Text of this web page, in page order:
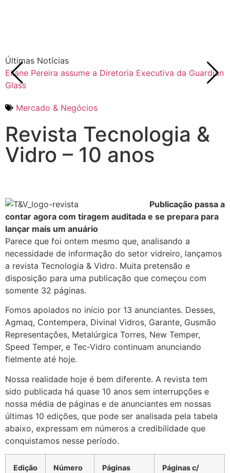
Últimas Notícias
Eliane Pereira assume a Diretoria Executiva da Guardian
Glass
Mercado & Negócios
Revista Tecnologia &
Vidro – 10 anos
Publicação passa a
contar agora com tiragem auditada e se prepara para
lançar mais um anuário
Parece que foi ontem mesmo que, analisando a
necessidade de informação do setor vidreiro, lançamos
a revista Tecnologia & Vidro. Muita pretensão e
disposição para uma publicação que começou com
somente 32 páginas.
Fomos apoiados no início por 13 anunciantes. Desses,
Agmaq, Contempera, Divinal Vidros, Garante, Gusmão
Representações, Metalúrgica Torres, New Temper,
Speed Temper, e Tec-Vidro continuam anunciando
fielmente até hoje.
Nossa realidade hoje é bem diferente. A revista tem
sido publicada há quase 10 anos sem interrupções e
nossa média de páginas e de anunciantes em nossas
últimas 10 edições, que pode ser analisada pela tabela
abaixo, expressam em números a credibilidade que
conquistamos nesse período.
Edição
Número
Páginas
Páginas c/